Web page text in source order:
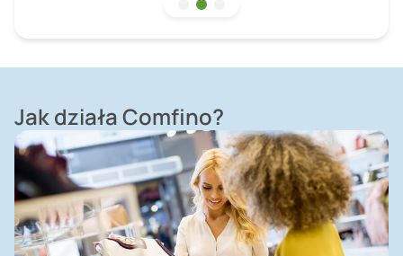
Jak działa Comfino?